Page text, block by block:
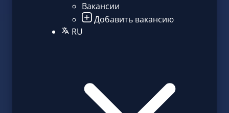
Вакансии
Добавить вакансию
RU